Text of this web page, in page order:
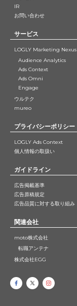
IR
お問い合わせ
サービス
LOGLY Marketing Nexus
Audience Analytics
Ads Context
Ads Omni
Engage
ウルテク
mureo
プライバシーポリシー
LOGLY Ads Context
個人情報の取扱い
ガイドライン
広告掲載基準
広告原稿規定
広告品質に対する取り組み
関連会社
moto株式会社
転職アンテナ
株式会社EGG